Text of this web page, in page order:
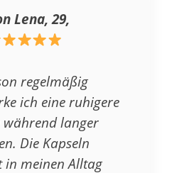
Lena, 29,
regelmäßig
ich eine ruhigere
langer
Die Kapseln
in meinen Alltag